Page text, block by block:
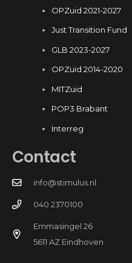
OPZuid 2021-2027
Just Transition Fund
GLB 2023-2027
OPZuid 2014-2020
MITZuid
POP3 Brabant
Interreg
Contact
info@stimulus.nl
040 2370100
Emmasingel 26
5611 AZ Eindhoven